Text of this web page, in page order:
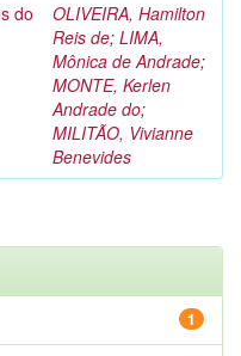
do
OLIVEIRA, Hamilton
Reis de; LIMA,
Mônica de Andrade;
MONTE, Kerlen
Andrade do;
MILITÃO, Vivianne
Benevides
1